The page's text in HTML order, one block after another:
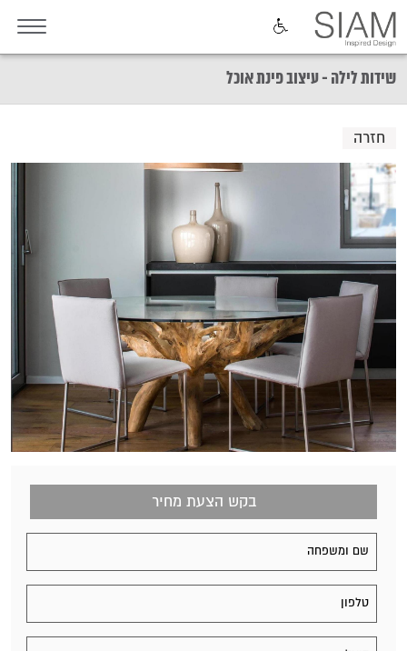
שידות לילה - עיצוב פינת אוכל
חזרה
בקש הצעת מחיר